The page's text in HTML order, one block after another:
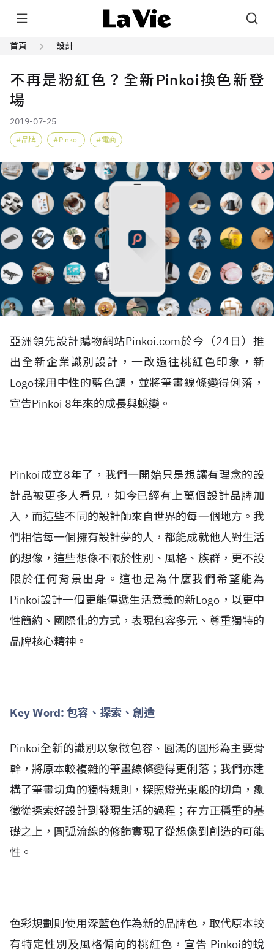
首頁 設計
不再是粉紅色？全新Pinkoi換色新登
場
2019-07-25
品牌 Pinkoi 電商
亞洲領先設計購物網站Pinkoi.com於今（24日）推
出全新企業識別設計，一改過往桃紅色印象，新
Logo採用中性的藍色調，並將筆畫線條變得俐落，
宣告Pinkoi 8年來的成長與蛻變。
Pinkoi成立8年了，我們一開始只是想讓有理念的設
計品被更多人看見，如今已經有上萬個設計品牌加
入，而這些不同的設計師來自世界的每一個地方。我
們相信每一個擁有設計夢的人，都能成就他人對生活
的想像，這些想像不限於性別、風格、族群，更不設
限於任何背景出身。這也是為什麼我們希望能為
Pinkoi設計一個更能傳遞生活意義的新Logo，以更中
性簡約、國際化的方式，表現包容多元、尊重獨特的
品牌核心精神。
Key Word: 包容、探索、創造
Pinkoi全新的識別以象徵包容、圓滿的圓形為主要骨
幹，將原本較複雜的筆畫線條變得更俐落；我們亦建
構了筆畫切角的獨特規則，探照燈光束般的切角，象
徵從探索好設計到發現生活的過程；在方正穩重的基
礎之上，圓弧流線的修飾實現了從想像到創造的可能
性。
色彩規劃則使用深藍色作為新的品牌色，取代原本較
有特定性別及風格偏向的桃紅色，宣告 Pinkoi的蛻